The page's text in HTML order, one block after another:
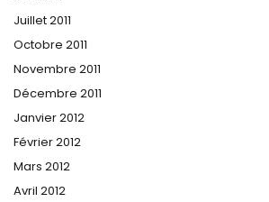
Juillet 2011
Octobre 2011
Novembre 2011
Décembre 2011
Janvier 2012
Février 2012
Mars 2012
Avril 2012